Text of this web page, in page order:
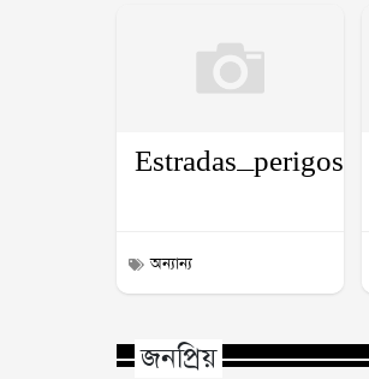
অন্যান্য
জনপ্রিয়